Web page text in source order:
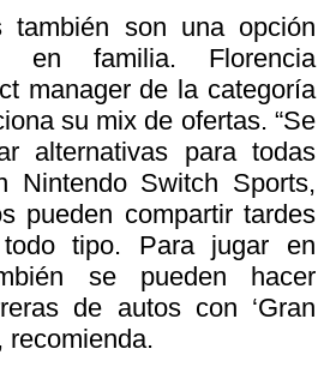
también son una opción
en familia. Florencia
manager de la categoría
su mix de ofertas. “Se
alternativas para todas
Nintendo Switch Sports,
pueden compartir tardes
tipo. Para jugar en
se pueden hacer
de autos con ‘Gran
recomienda.